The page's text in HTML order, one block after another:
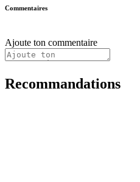
Commentaires
Ajoute ton commentaire
Recommandations